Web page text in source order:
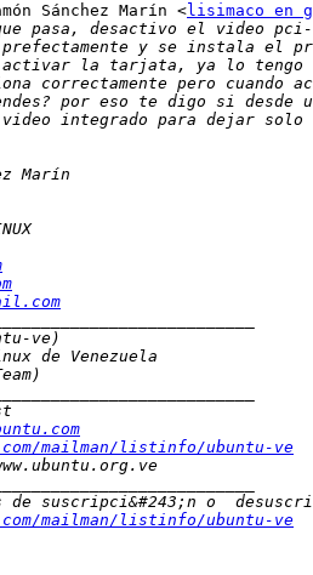
Sánchez Marín <lisimaco en
mailman/listinfo/ubuntu-ve
mailman/listinfo/ubuntu-ve